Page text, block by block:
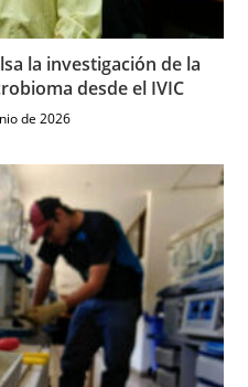
la investigación de la
desde el IVIC
de 2026